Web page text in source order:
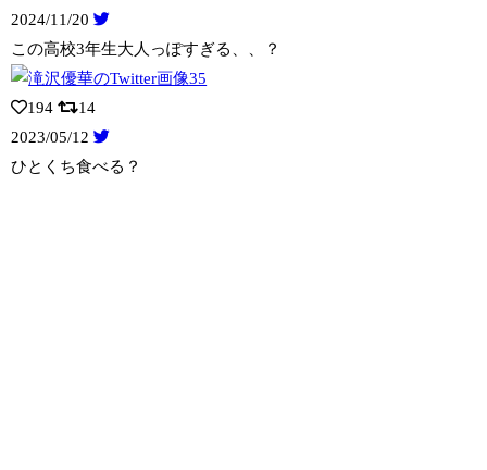
2024/11/20
この高校3年生大人っぽすぎる、、？
194
14
2023/05/12
ひとくち食べる？